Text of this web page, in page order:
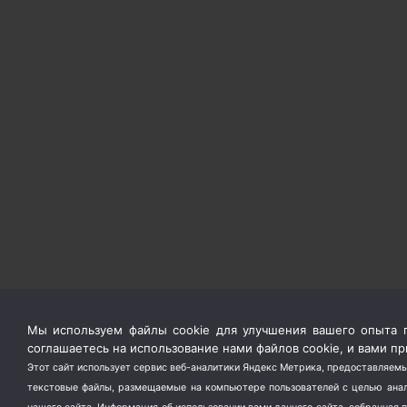
Мы используем файлы cookie для улучшения вашего опыта
соглашаетесь на использование нами файлов cookie, и вами
Этот сайт использует сервис веб-аналитики Яндекс Метрика,
текстовые файлы, размещаемые на компьютере пользователей с целью